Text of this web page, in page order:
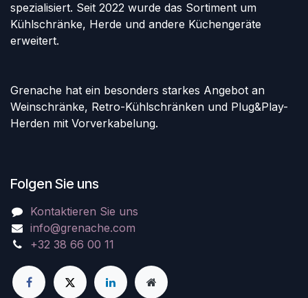
spezialisiert. Seit 2022 wurde das Sortiment um
Kühlschränke, Herde und andere Küchengeräte
erweitert.
Grenache hat ein besonders starkes Angebot an
Weinschränke, Retro-Kühlschränken und Plug&Play-
Herden mit Vorverkabelung.
Folgen Sie uns
Kontaktieren Sie uns
info@grenache.com
+32 38 66 00 11